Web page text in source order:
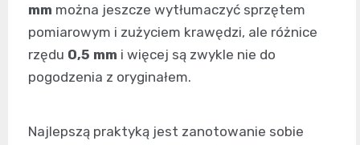
mm można jeszcze wytłumaczyć sprzętem
pomiarowym i zużyciem krawędzi, ale różnice
rzędu 0,5 mm i więcej są zwykle nie do
pogodzenia z oryginałem.
Najlepszą praktyką jest zanotowanie sobie